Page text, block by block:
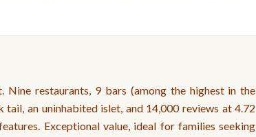
restaurants, 9 bars (among the highest in the
an uninhabited islet, and 14,000 reviews at 4.72
Exceptional value, ideal for families seeking